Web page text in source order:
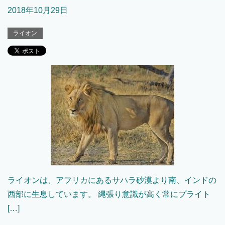
2018年10月29日
ライオン
ライオンは、アフリカにあるサハラ砂漠より南、インドの
西部に生息しています。 縄張り意識が高く常にプライト
[…]